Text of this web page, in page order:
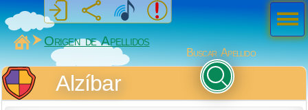
MiSabueso
Origen de Apellidos
Buscar Apellido
Alzíbar
Men
ú